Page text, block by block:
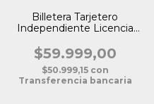
Billetera Tarjetero
Independiente Licencia
$59.999,00
$50.999,15 con
Transferencia bancaria